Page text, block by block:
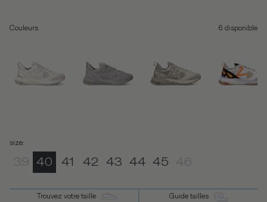
Couleurs 6 disponible
size:
39 40 41 42 43 44 45 46
Trouvez votre taille Guide tailles